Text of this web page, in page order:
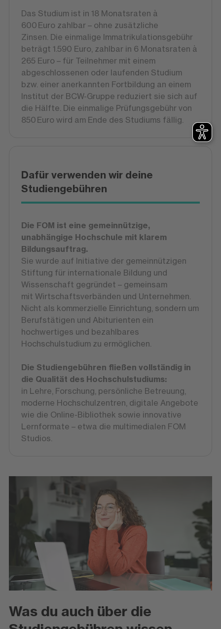
Das Studium ist in 18 Monatsraten à
600 Euro zahlbar – ohne zusätzliche
Zinsen. Die einmalige Immatrikulationsgebühr
beträgt 1.590 Euro, zahlbar in 6 Monatsraten à
265 Euro – für Teilnehmer mit einem
abgeschlossenen oder laufenden Studium
bzw. einer anerkannten Fortbildung an einem
Institut der BCW-Gruppe reduziert sie sich auf
die Hälfte. Die einmalige Prüfungsgebühr von
850 Euro wird am Ende des Studiums fällig.
Dafür verwenden wir deine
Studiengebühren
Die FOM ist eine gemeinnützige,
unabhängige Hochschule mit klarem
Bildungsauftrag.
Sie wurde auf Initiative der gemeinnützigen
Stiftung für internationale Bildung und
Wissenschaft gegründet – gemeinsam
mit Wirtschaftsverbänden und Unternehmen.
Nicht als kommerzielle Einrichtung, sondern um
Berufstätigen und Abiturienten ein
hochwertiges und bezahlbares
Hochschulstudium zu ermöglichen.
Die Studiengebühren fließen vollständig in
die Qualität des Hochschulstudiums:
in Lehre, Forschung, persönliche Betreuung,
moderne Hochschulzentren, digitale Angebote
wie die Online-Bibliothek sowie innovative
Lernformate – etwa die multimedialen FOM
Studios.
Was du auch über die